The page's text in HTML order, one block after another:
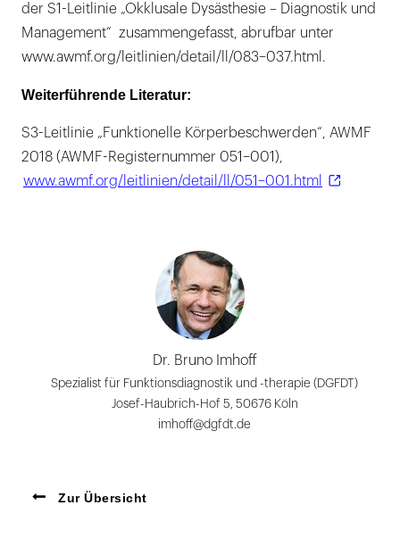
der S1-Leitlinie „Okklusale Dysästhesie – Diagnostik und
Management“ zusammengefasst, abrufbar unter
www.awmf.org/leitlinien/detail/ll/083–037.html.
Weiterführende Literatur:
S3-Leitlinie „Funktionelle Körperbeschwerden“, AWMF
2018 (AWMF-Registernummer 051–001),
www.awmf.org/leitlinien/detail/ll/051–001.html
Dr. Bruno Imhoff
Spezialist für Funktionsdiagnostik und -therapie (DGFDT)
Josef-Haubrich-Hof 5, 50676 Köln
imhoff@dgfdt.de
Zur Übersicht